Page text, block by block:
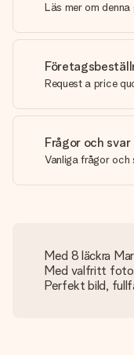
Läs mer om denna
Request a price
Frågor och svar
Vanliga frågor och
Med 8 läckra
Med valfritt
Perfekt bild,